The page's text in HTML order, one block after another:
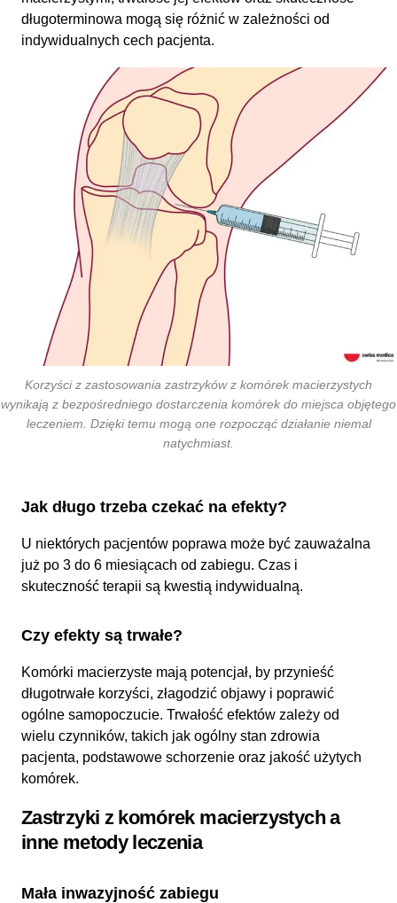
długoterminowa mogą się różnić w zależności od
indywidualnych cech pacjenta.
Korzyści z zastosowania zastrzyków z komórek macierzystych
wynikają z bezpośredniego dostarczenia komórek do miejsca objętego
leczeniem. Dzięki temu mogą one rozpocząć działanie niemal
natychmiast.
Jak długo trzeba czekać na efekty?
U niektórych pacjentów poprawa może być zauważalna
już po 3 do 6 miesiącach od zabiegu. Czas i
skuteczność terapii są kwestią indywidualną.
Czy efekty są trwałe?
Komórki macierzyste mają potencjał, by przynieść
długotrwałe korzyści, złagodzić objawy i poprawić
ogólne samopoczucie. Trwałość efektów zależy od
wielu czynników, takich jak ogólny stan zdrowia
pacjenta, podstawowe schorzenie oraz jakość użytych
komórek.
Zastrzyki z komórek macierzystych a
inne metody leczenia
Mała inwazyjność zabiegu